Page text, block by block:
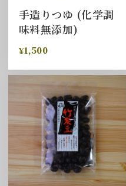
手造りつゆ (化学調
味料無添加)
¥1,500